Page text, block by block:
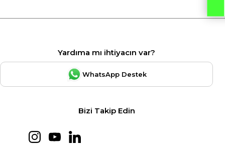
Yardıma mı ihtiyacın var?
WhatsApp Destek
Bizi Takip Edin